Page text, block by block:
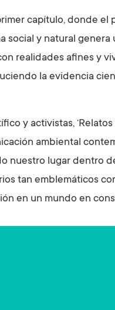
capítulo, donde el
social y natural genera
realidades afines y
la evidencia
y activistas,
ambiental
nuestro lugar dentro
tan emblemáticos
en un mundo en